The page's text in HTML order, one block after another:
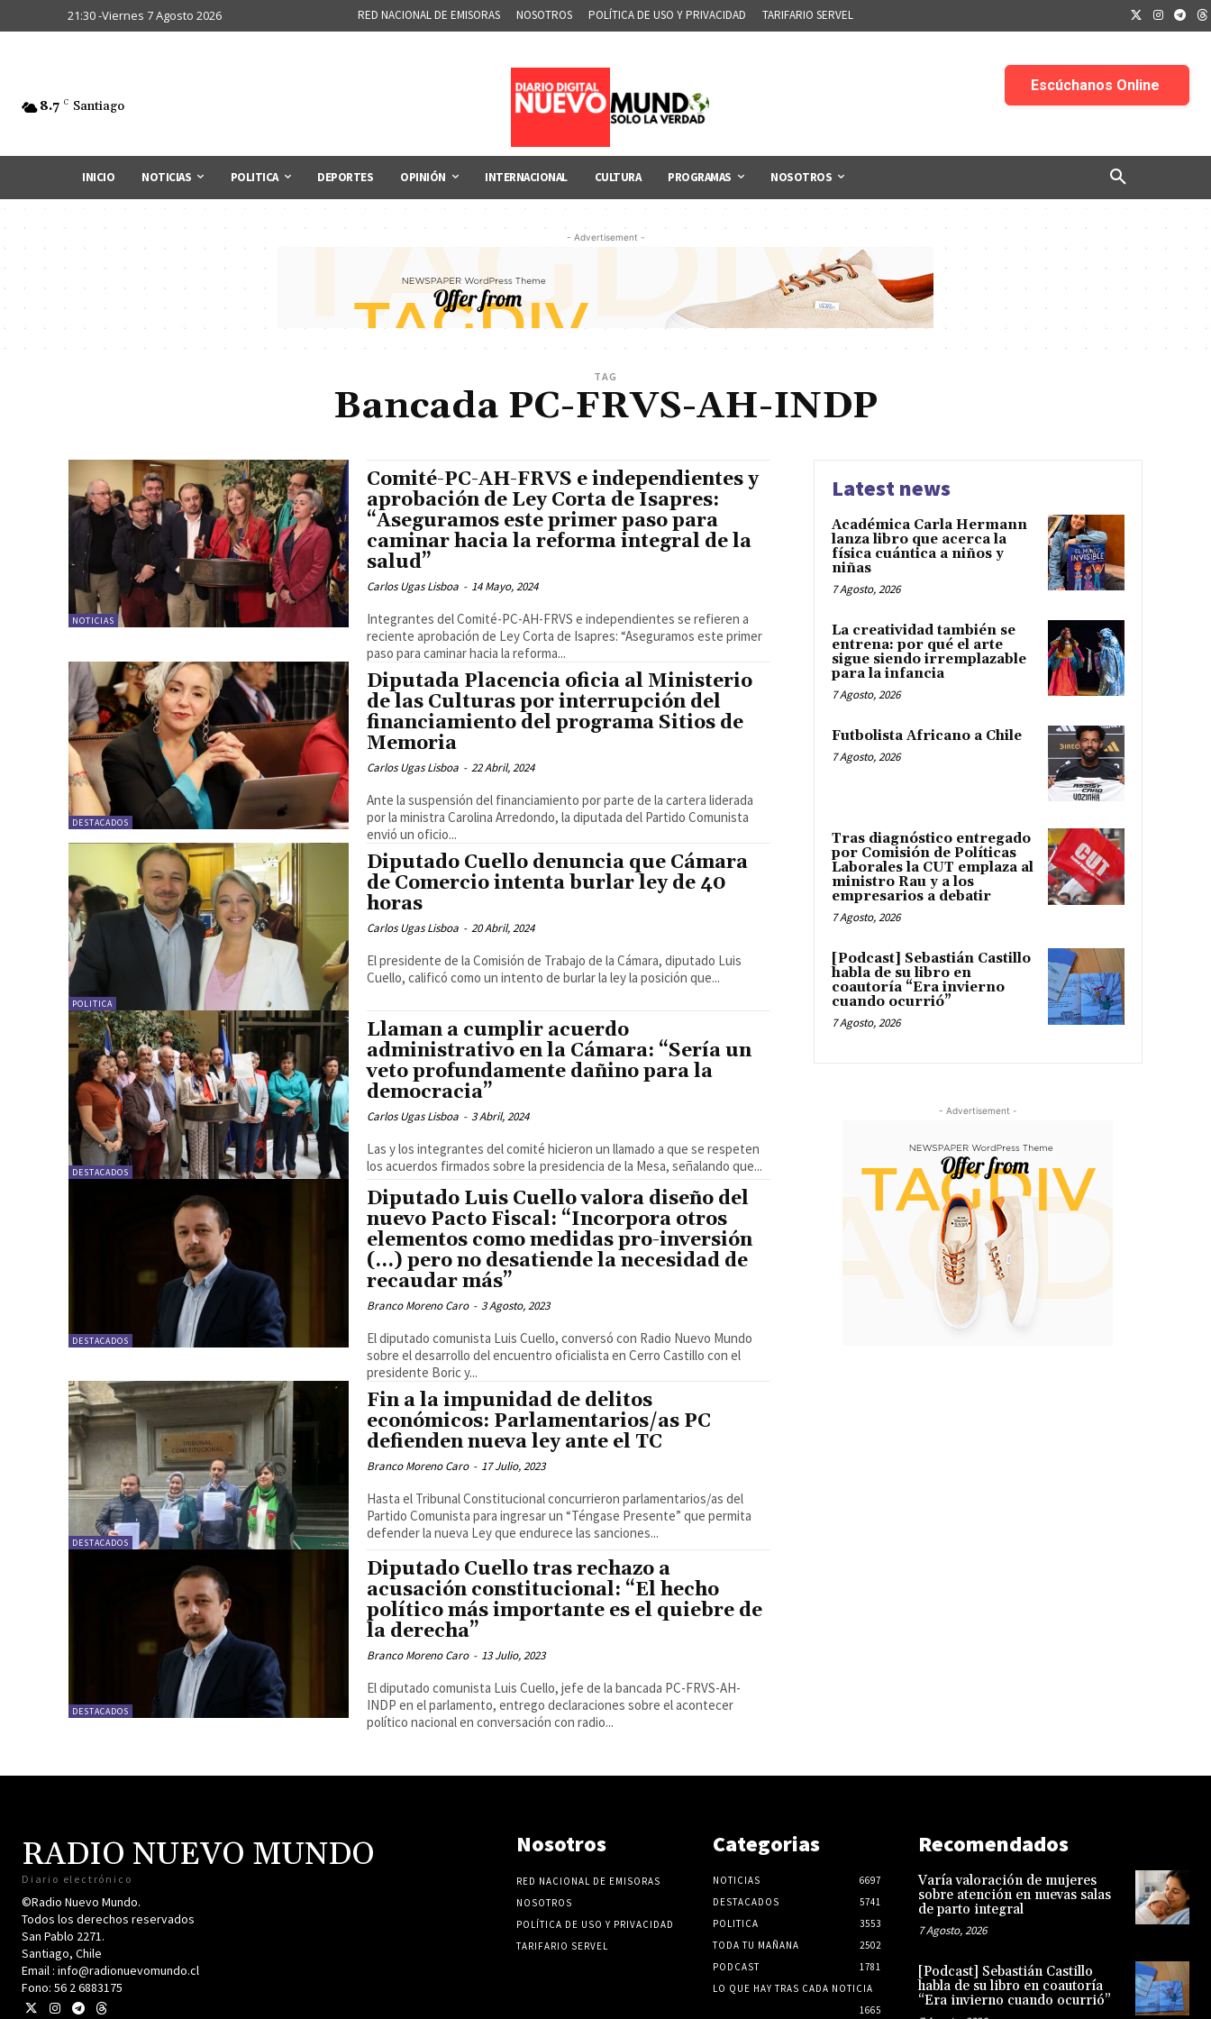
21:30 -Viernes 7 Agosto 2026 RED NACIONAL DE EMISORAS NOSOTROS POLÍTICA DE USO Y PRIVACIDAD TARIFARIO SERVEL
8.7 C Santiago
INICIO NOTICIAS POLITICA DEPORTES OPINIÓN INTERNACIONAL CULTURA PROGRAMAS NOSOTROS
- Advertisement -
TAG
Bancada PC-FRVS-AH-INDP
NOTICIAS
Comité-PC-AH-FRVS e independientes y
aprobación de Ley Corta de Isapres:
“Aseguramos este primer paso para
caminar hacia la reforma integral de la
salud”
Carlos Ugas Lisboa - 14 Mayo, 2024
Integrantes del Comité-PC-AH-FRVS e independientes se refieren a
reciente aprobación de Ley Corta de Isapres: “Aseguramos este primer
paso para caminar hacia la reforma...
DESTACADOS
Diputada Placencia oficia al Ministerio
de las Culturas por interrupción del
financiamiento del programa Sitios de
Memoria
Carlos Ugas Lisboa - 22 Abril, 2024
Ante la suspensión del financiamiento por parte de la cartera liderada
por la ministra Carolina Arredondo, la diputada del Partido Comunista
envió un oficio...
POLITICA
Diputado Cuello denuncia que Cámara
de Comercio intenta burlar ley de 40
horas
Carlos Ugas Lisboa - 20 Abril, 2024
El presidente de la Comisión de Trabajo de la Cámara, diputado Luis
Cuello, calificó como un intento de burlar la ley la posición que...
DESTACADOS
Llaman a cumplir acuerdo
administrativo en la Cámara: “Sería un
veto profundamente dañino para la
democracia”
Carlos Ugas Lisboa - 3 Abril, 2024
Las y los integrantes del comité hicieron un llamado a que se respeten
los acuerdos firmados sobre la presidencia de la Mesa, señalando que...
DESTACADOS
Diputado Luis Cuello valora diseño del
nuevo Pacto Fiscal: “Incorpora otros
elementos como medidas pro-inversión
(…) pero no desatiende la necesidad de
recaudar más”
Branco Moreno Caro - 3 Agosto, 2023
El diputado comunista Luis Cuello, conversó con Radio Nuevo Mundo
sobre el desarrollo del encuentro oficialista en Cerro Castillo con el
presidente Boric y...
DESTACADOS
Fin a la impunidad de delitos
económicos: Parlamentarios/as PC
defienden nueva ley ante el TC
Branco Moreno Caro - 17 Julio, 2023
Hasta el Tribunal Constitucional concurrieron parlamentarios/as del
Partido Comunista para ingresar un “Téngase Presente” que permita
defender la nueva Ley que endurece las sanciones...
DESTACADOS
Diputado Cuello tras rechazo a
acusación constitucional: “El hecho
político más importante es el quiebre de
la derecha”
Branco Moreno Caro - 13 Julio, 2023
El diputado comunista Luis Cuello, jefe de la bancada PC-FRVS-AH-
INDP en el parlamento, entrego declaraciones sobre el acontecer
político nacional en conversación con radio...
Latest news
Académica Carla Hermann
lanza libro que acerca la
física cuántica a niños y
niñas
7 Agosto, 2026
La creatividad también se
entrena: por qué el arte
sigue siendo irremplazable
para la infancia
7 Agosto, 2026
Futbolista Africano a Chile
7 Agosto, 2026
Tras diagnóstico entregado
por Comisión de Políticas
Laborales la CUT emplaza al
ministro Rau y a los
empresarios a debatir
7 Agosto, 2026
[Podcast] Sebastián Castillo
habla de su libro en
coautoría “Era invierno
cuando ocurrió”
7 Agosto, 2026
- Advertisement -
RADIO NUEVO MUNDO
Diario electrónico
©Radio Nuevo Mundo.
Todos los derechos reservados
San Pablo 2271.
Santiago, Chile
Email : info@radionuevomundo.cl
Fono: 56 2 6883175
Nosotros
RED NACIONAL DE EMISORAS
NOSOTROS
POLÍTICA DE USO Y PRIVACIDAD
TARIFARIO SERVEL
Categorias
NOTICIAS
6697
DESTACADOS
5741
POLITICA
3553
TODA TU MAÑANA
2502
PODCAST
1781
LO QUE HAY TRAS CADA NOTICIA
1665
Recomendados
Varía valoración de mujeres
sobre atención en nuevas salas
de parto integral
7 Agosto, 2026
[Podcast] Sebastián Castillo
habla de su libro en coautoría
“Era invierno cuando ocurrió”